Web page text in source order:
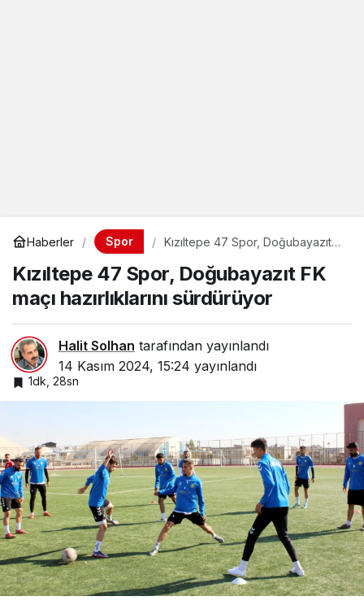
Haberler Spor
Kızıltepe 47 Spor, Doğubayazıt
Kızıltepe 47 Spor, Doğubayazıt FK
maçı hazırlıklarını sürdürüyor
Halit Solhan tarafından yayınlandı
14 Kasım 2024, 15:24 yayınlandı
1dk, 28sn